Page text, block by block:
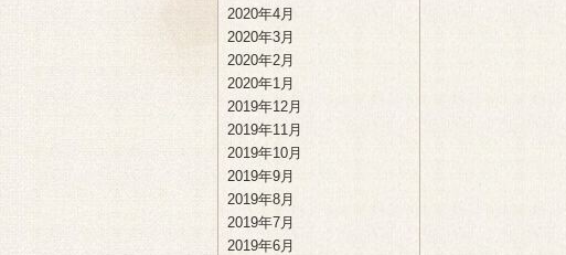
2020年4月
2020年3月
2020年2月
2020年1月
2019年12月
2019年11月
2019年10月
2019年9月
2019年8月
2019年7月
2019年6月